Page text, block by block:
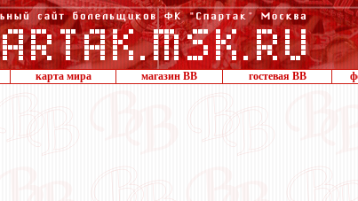
карта мира магазин ВВ гостевая ВВ